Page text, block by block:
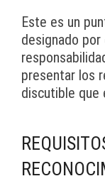
Este es un
designado
presentar los
discutible que